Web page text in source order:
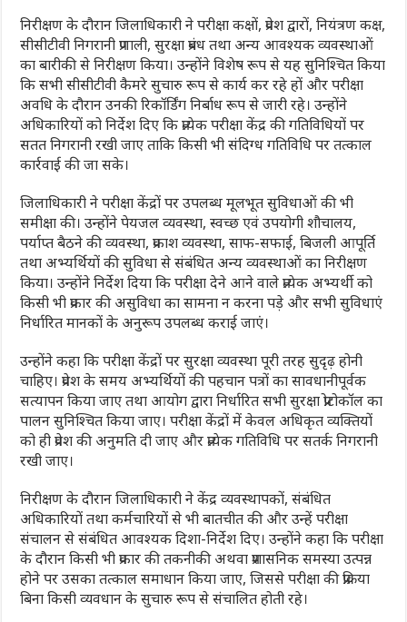
निरीक्षण के दौरान जिलाधिकारी ने परीक्षा कक्षों, प्रवेश द्वारों, नियंत्रण कक्ष,
सीसीटीवी निगरानी प्रणाली, सुरक्षा प्रबंध तथा अन्य आवश्यक व्यवस्थाओं
का बारीकी से निरीक्षण किया। उन्होंने विशेष रूप से यह सुनिश्चित किया
कि सभी सीसीटीवी कैमरे सुचारु रूप से कार्य कर रहे हों और परीक्षा
अवधि के दौरान उनकी रिकॉर्डिंग निर्बाध रूप से जारी रहे। उन्होंने
अधिकारियों को निर्देश दिए कि प्रत्येक परीक्षा केंद्र की गतिविधियों पर
सतत निगरानी रखी जाए ताकि किसी भी संदिग्ध गतिविधि पर तत्काल
कार्रवाई की जा सके।
जिलाधिकारी ने परीक्षा केंद्रों पर उपलब्ध मूलभूत सुविधाओं की भी
समीक्षा की। उन्होंने पेयजल व्यवस्था, स्वच्छ एवं उपयोगी शौचालय,
पर्याप्त बैठने की व्यवस्था, प्रकाश व्यवस्था, साफ-सफाई, बिजली आपूर्ति
तथा अभ्यर्थियों की सुविधा से संबंधित अन्य व्यवस्थाओं का निरीक्षण
किया। उन्होंने निर्देश दिया कि परीक्षा देने आने वाले प्रत्येक अभ्यर्थी को
किसी भी प्रकार की असुविधा का सामना न करना पड़े और सभी सुविधाएं
निर्धारित मानकों के अनुरूप उपलब्ध कराई जाएं।
उन्होंने कहा कि परीक्षा केंद्रों पर सुरक्षा व्यवस्था पूरी तरह सुदृढ़ होनी
चाहिए। प्रवेश के समय अभ्यर्थियों की पहचान पत्रों का सावधानीपूर्वक
सत्यापन किया जाए तथा आयोग द्वारा निर्धारित सभी सुरक्षा प्रोटोकॉल का
पालन सुनिश्चित किया जाए। परीक्षा केंद्रों में केवल अधिकृत व्यक्तियों
को ही प्रवेश की अनुमति दी जाए और प्रत्येक गतिविधि पर सतर्क निगरानी
रखी जाए।
निरीक्षण के दौरान जिलाधिकारी ने केंद्र व्यवस्थापकों, संबंधित
अधिकारियों तथा कर्मचारियों से भी बातचीत की और उन्हें परीक्षा
संचालन से संबंधित आवश्यक दिशा-निर्देश दिए। उन्होंने कहा कि परीक्षा
के दौरान किसी भी प्रकार की तकनीकी अथवा प्रशासनिक समस्या उत्पन्न
होने पर उसका तत्काल समाधान किया जाए, जिससे परीक्षा की प्रक्रिया
बिना किसी व्यवधान के सुचारु रूप से संचालित होती रहे।